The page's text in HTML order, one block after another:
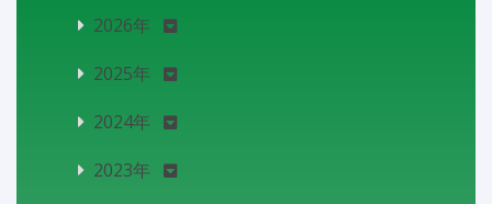
2026年
2025年
2024年
2023年